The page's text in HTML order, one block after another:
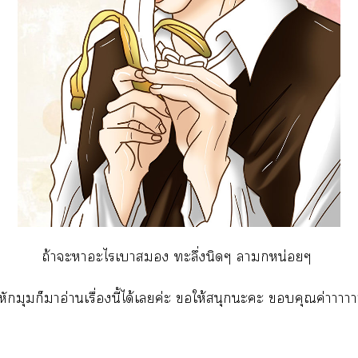
ถ้าะาะไเา ทะลึ่งนิดๆ าหน่อยๆ
มุมก็าอ่านเรื่องนี้ได้เค่ะ ให้สนุกะะ คุณค่าาาาา